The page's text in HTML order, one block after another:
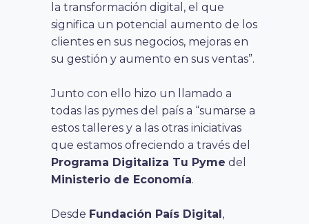
la transformación digital, el que
significa un potencial aumento de los
clientes en sus negocios, mejoras en
su gestión y aumento en sus ventas”.
Junto con ello hizo un llamado a
todas las pymes del país a “sumarse a
estos talleres y a las otras iniciativas
que estamos ofreciendo a través del
Programa Digitaliza Tu Pyme del
Ministerio de Economía.
Desde Fundación País Digital,